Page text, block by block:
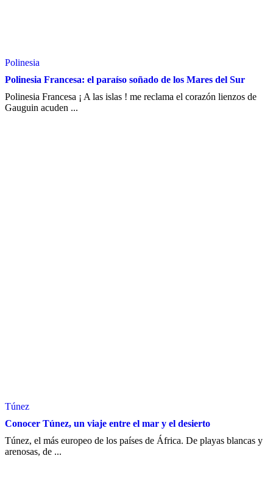
Polinesia
Polinesia Francesa: el paraíso soñado de los Mares del Sur
Polinesia Francesa ¡ A las islas ! me reclama el corazón lienzos de
Gauguin acuden ...
Túnez
Conocer Túnez, un viaje entre el mar y el desierto
Túnez, el más europeo de los países de África. De playas blancas y
arenosas, de ...